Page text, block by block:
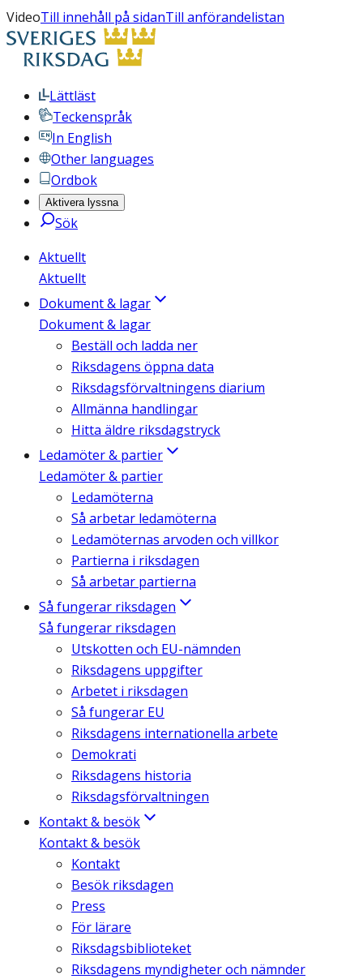
VideoTill innehåll på sidanTill anförandelistan
Lättläst
Teckenspråk
In English
Other languages
Ordbok
Aktivera lyssna
Sök
Aktuellt
Aktuellt
Dokument & lagar
Dokument & lagar
Beställ och ladda ner
Riksdagens öppna data
Riksdagsförvaltningens diarium
Allmänna handlingar
Hitta äldre riksdagstryck
Ledamöter & partier
Ledamöter & partier
Ledamöterna
Så arbetar ledamöterna
Ledamöternas arvoden och villkor
Partierna i riksdagen
Så arbetar partierna
Så fungerar riksdagen
Så fungerar riksdagen
Utskotten och EU-nämnden
Riksdagens uppgifter
Arbetet i riksdagen
Så fungerar EU
Riksdagens internationella arbete
Demokrati
Riksdagens historia
Riksdagsförvaltningen
Kontakt & besök
Kontakt & besök
Kontakt
Besök riksdagen
Press
För lärare
Riksdagsbiblioteket
Riksdagens myndigheter och nämnder